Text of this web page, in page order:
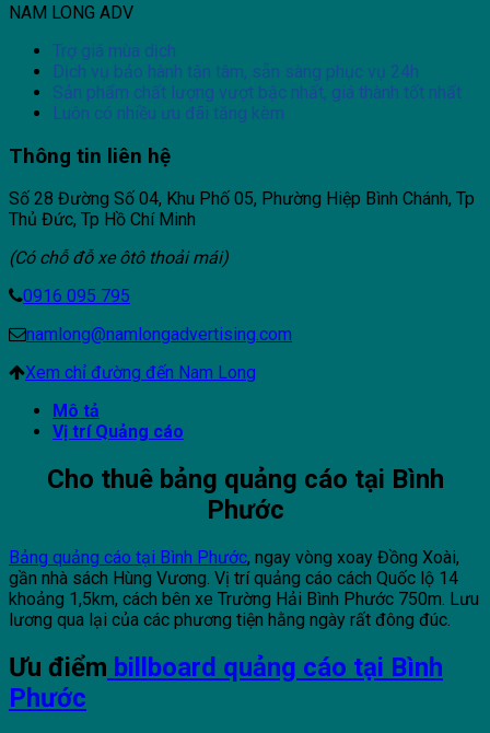
NAM LONG ADV
Trợ giá mùa dịch
Dịch vụ bảo hành tận tâm, sẵn sàng phục vụ 24h
Sản phẩm chất lượng vượt bậc nhất, giá thành tốt nhất
Luôn có nhiều ưu đãi tặng kèm
Thông tin liên hệ
Số 28 Đường Số 04, Khu Phố 05, Phường Hiệp Bình Chánh, Tp
Thủ Đức, Tp Hồ Chí Minh
(Có chỗ đỗ xe ôtô thoải mái)
0916 095 795
namlong@namlongadvertising.com
Xem chỉ đường đến Nam Long
Mô tả
Vị trí Quảng cáo
Cho thuê bảng quảng cáo tại Bình
Phước
Bảng quảng cáo tại Bình Phước, ngay vòng xoay Đồng Xoài,
gần nhà sách Hùng Vương. Vị trí quảng cáo cách Quốc lộ 14
khoảng 1,5km, cách bên xe Trường Hải Bình Phước 750m. Lưu
lương qua lại của các phương tiện hằng ngày rất đông đúc.
Ưu điểm billboard quảng cáo tại Bình
Phước